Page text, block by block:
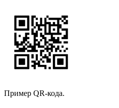
Пример QR-кода.